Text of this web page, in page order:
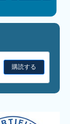
購読する